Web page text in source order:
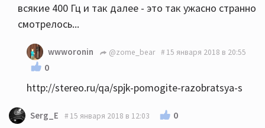
всякие 400 Гц и так далее - это так ужасно странно
смотрелось...
wwworonin @zome_bear 15 января 2018 в 20:55
0
http://stereo.ru/qa/spjk-pomogite-razobratsya-s
Serg_E 15 января 2018 в 12:03 0